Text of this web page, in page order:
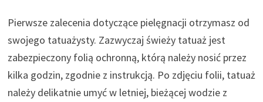
Pierwsze zalecenia dotyczące pielęgnacji otrzymasz od
swojego tatuażysty. Zazwyczaj świeży tatuaż jest
zabezpieczony folią ochronną, którą należy nosić przez
kilka godzin, zgodnie z instrukcją. Po zdjęciu folii, tatuaż
należy delikatnie umyć w letniej, bieżącej wodzie z